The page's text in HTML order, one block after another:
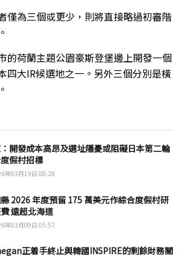
僅為三個或更少，則將直接略過初審階
的荷蘭主題公園豪斯登堡邊上開發一個
四大IR候選地之一。另外三個分別是橫
開發成本高昂及選址隱憂或阻礙日本第二輪
假村招標
年03月19日 08:28
2026 年度預留 175 萬美元作綜合度假村研
遠超北海道
年03月09日 05:57
正着手終止與韓國INSPIRE的剩餘財務關